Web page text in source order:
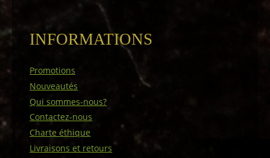
INFORMATIONS
Promotions
Nouveautés
Qui sommes-nous?
Contactez-nous
Charte éthique
Livraisons et retours